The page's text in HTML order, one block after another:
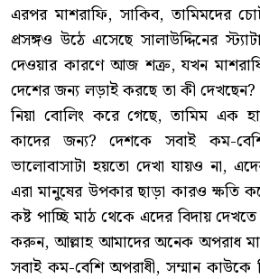
এরপর মাশরাফি, সাকিব, তামিমদের
প্রসঙ্গও উঠে এসেছে সালাউদ্দিনের
দেওয়ার কারণে আজ শত্রু, যখন
দেশের জন্য লড়াই করছে তা কী
নিয়া বোলিং করে গেছে, তামিম এক
কাদের জন্য? দেশকে সবাই কম-
ভালোবাসাটা হয়তো দেখা যায়ও না,
এরা মানুষের উপকার ছাড়া কারও ক্ষতি
কষ্ট পাচ্ছি মাঠ থেকে এদের বিদায়
করুন, আল্লাহ আমাদের অনেক অপরাধ
সবাই কম-বেশি অপরাধী, সম্মান কাউকে